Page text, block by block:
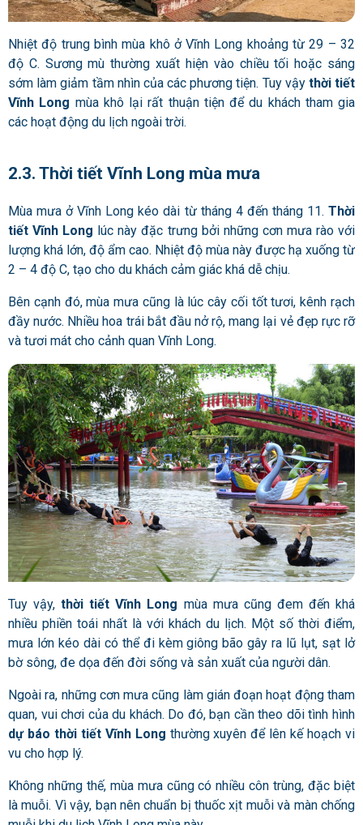
Nhiệt độ trung bình mùa khô ở Vĩnh Long khoảng từ 29 – 32
độ C. Sương mù thường xuất hiện vào chiều tối hoặc sáng
sớm làm giảm tầm nhìn của các phương tiện. Tuy vậy thời tiết
Vĩnh Long mùa khô lại rất thuận tiện để du khách tham gia
các hoạt động du lịch ngoài trời.
2.3. Thời tiết Vĩnh Long mùa mưa
Mùa mưa ở Vĩnh Long kéo dài từ tháng 4 đến tháng 11. Thời
tiết Vĩnh Long lúc này đặc trưng bởi những cơn mưa rào với
lượng khá lớn, độ ẩm cao. Nhiệt độ mùa này được hạ xuống từ
2 – 4 độ C, tạo cho du khách cảm giác khá dễ chịu.
Bên cạnh đó, mùa mưa cũng là lúc cây cối tốt tươi, kênh rạch
đầy nước. Nhiều hoa trái bắt đầu nở rộ, mang lại vẻ đẹp rực rỡ
và tươi mát cho cảnh quan Vĩnh Long.
Tuy vậy,thời tiết Vĩnh Long mùa mưa cũng đem đến khá
nhiều phiền toái nhất là với khách du lịch. Một số thời điểm,
mưa lớn kéo dài có thể đi kèm giông bão gây ra lũ lụt, sạt lở
bờ sông, đe dọa đến đời sống và sản xuất của người dân.
Ngoài ra, những cơn mưa cũng làm gián đoạn hoạt động tham
quan, vui chơi của du khách. Do đó, bạn cần theo dõi tình hình
dự báo thời tiết Vĩnh Long thường xuyên để lên kế hoạch vi
vu cho hợp lý.
Không những thế, mùa mưa cũng có nhiều côn trùng, đặc biệt
là muỗi. Vì vậy, bạn nên chuẩn bị thuốc xịt muỗi và màn chống